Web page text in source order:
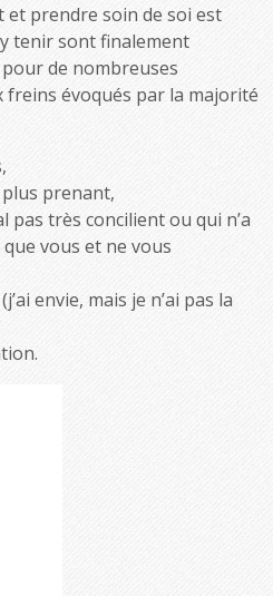
prendre soin de soi est
tenir sont finalement
de nombreuses
freins évoqués par la majorité
prenant,
pas très concilient ou qui n’a
vous et ne vous
envie, mais je n’ai pas la